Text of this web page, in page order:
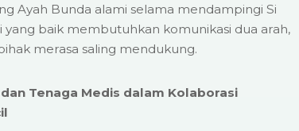
Ayah Bunda alami selama mendampingi Si
yang baik membutuhkan komunikasi dua arah,
merasa saling mendukung.
Tenaga Medis dalam Kolaborasi